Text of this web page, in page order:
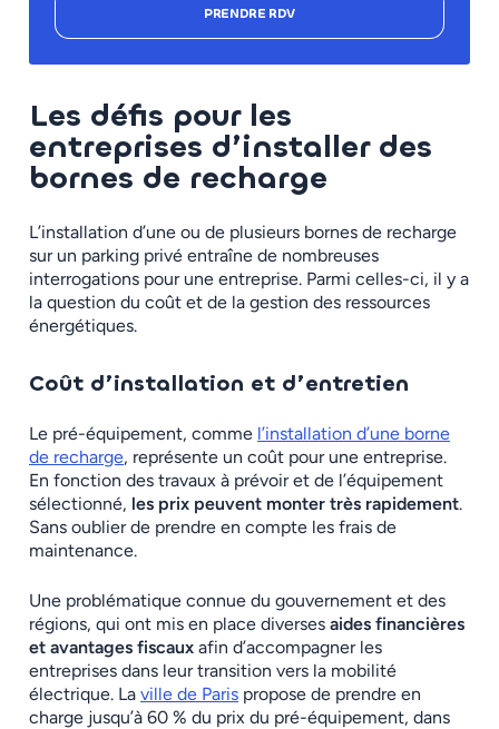
PRENDRE RDV
Les défis pour les
entreprises d’installer des
bornes de recharge
L’installation d’une ou de plusieurs bornes de recharge
sur un parking privé entraîne de nombreuses
interrogations pour une entreprise. Parmi celles-ci, il y a
la question du coût et de la gestion des ressources
énergétiques.
Coût d’installation et d’entretien
Le pré-équipement, comme l’installation d’une borne
de recharge, représente un coût pour une entreprise.
En fonction des travaux à prévoir et de l’équipement
sélectionné, les prix peuvent monter très rapidement.
Sans oublier de prendre en compte les frais de
maintenance.
Une problématique connue du gouvernement et des
régions, qui ont mis en place diverses aides financières
et avantages fiscaux afin d’accompagner les
entreprises dans leur transition vers la mobilité
électrique. La ville de Paris propose de prendre en
charge jusqu’à 60 % du prix du pré-équipement, dans